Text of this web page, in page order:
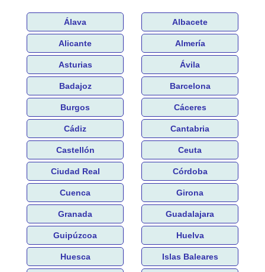
Álava Albacete
Alicante Almería
Asturias Ávila
Badajoz Barcelona
Burgos Cáceres
Cádiz Cantabria
Castellón Ceuta
Ciudad Real Córdoba
Cuenca Girona
Granada Guadalajara
Guipúzcoa Huelva
Huesca Islas Baleares